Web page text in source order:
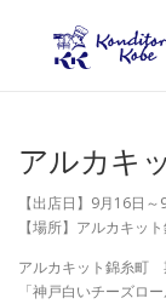
アルカキ
【出店日】9月16日～
【場所】アルカキッ
アルカキット錦糸町
「神戸白いチーズロ